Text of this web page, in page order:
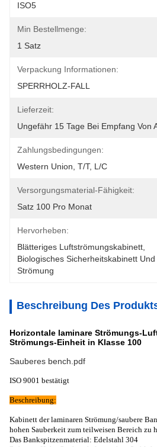
ISO5
Min Bestellmenge:
1 Satz
Verpackung Informationen:
SPERRHOLZ-FALL
Lieferzeit:
Ungefähr 15 Tage Bei Empfang Von
Zahlungsbedingungen:
Western Union, T/T, L/C
Versorgungsmaterial-Fähigkeit:
Satz 100 Pro Monat
Hervorheben:
Blätteriges Luftströmungskabinett
Biologisches Sicherheitskabinett
Strömung
Beschreibung Des
Horizontale laminare Strömungs-
Strömungs-Einheit in Klasse 100
Sauberes bench.pdf
ISO 9001 bestätigt
Beschreibung:
Kabinett der laminaren Strömung/saubere
hohen Sauberkeit zum teilweisen Bereich zu
Das Bankspitzenmaterial: Edelstahl 304